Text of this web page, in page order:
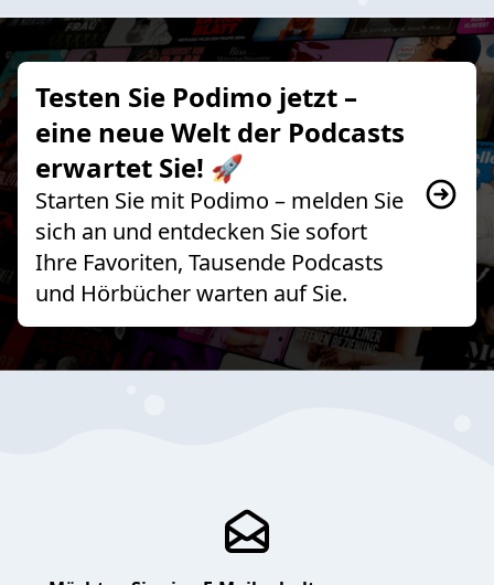
Testen Sie Podimo jetzt –
eine neue Welt der Podcasts
erwartet Sie! 🚀
Starten Sie mit Podimo – melden Sie
sich an und entdecken Sie sofort
Ihre Favoriten, Tausende Podcasts
und Hörbücher warten auf Sie.